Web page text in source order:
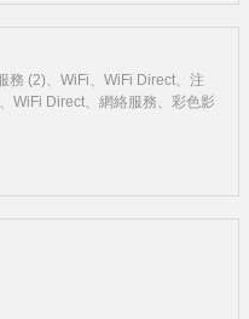
務 (2)、WiFi、WiFi Direct、注
WiFi Direct、網絡服務、彩色影